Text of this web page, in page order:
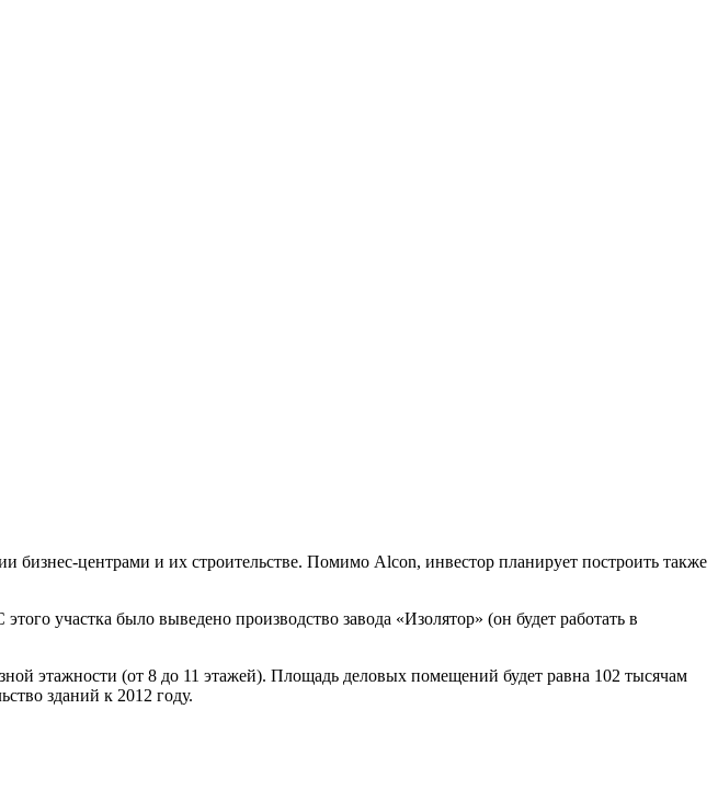
центрами и их строительстве. Помимо Alcon, инвестор планирует построить также
участка было выведено производство завода «Изолятор» (он будет работать в
этажности (от 8 до 11 этажей). Площадь деловых помещений будет равна 102 тысячам
зданий к 2012 году.